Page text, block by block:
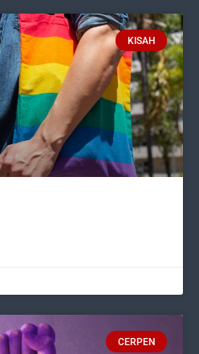
KISAH
CERPEN